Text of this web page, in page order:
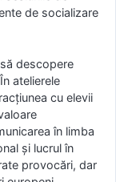
de socializare
descopere
atelierele
cu elevii
în limba
și lucrul în
provocări, dar